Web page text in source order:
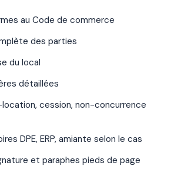
au Code de commerce
des parties
du local
détaillées
cession, non-concurrence
DPE, ERP, amiante selon le cas
et paraphes pieds de page